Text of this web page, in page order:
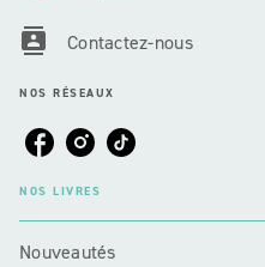
contacts Contactez-nous
NOS RÉSEAUX
NOS LIVRES
Nouveautés